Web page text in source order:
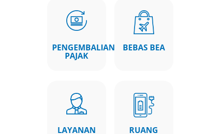
PENGEMBALIAN
PAJAK
BEBAS BEA
LAYANAN RUANG